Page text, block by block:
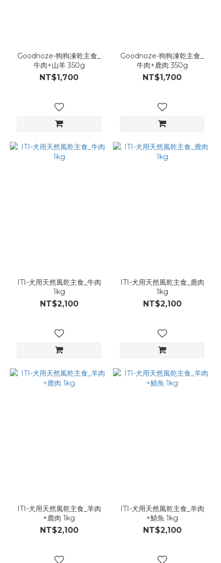
Goodnoze-狗狗凍乾主食_
牛肉+山羊 350g
NT$1,700
Goodnoze-狗狗凍乾主食_
牛肉+鹿肉 350g
NT$1,700
ITI-犬用天然風乾主食_牛肉
1kg
NT$2,100
ITI-犬用天然風乾主食_鹿肉
1kg
NT$2,100
ITI-犬用天然風乾主食_羊肉
+鹿肉 1kg
NT$2,100
ITI-犬用天然風乾主食_羊肉
+鯖魚 1kg
NT$2,100